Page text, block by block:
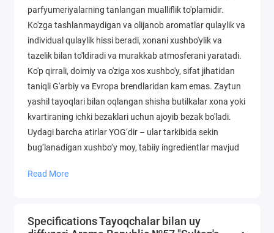
parfyumeriyalarning tanlangan mualliflik to'plamidir.
Ko'zga tashlanmaydigan va olijanob aromatlar qulaylik va
individual qulaylik hissi beradi, xonani xushbo'ylik va
tazelik bilan to'ldiradi va murakkab atmosferani yaratadi.
Ko'p qirrali, doimiy va o'ziga xos xushbo'y, sifat jihatidan
taniqli G'arbiy va Evropa brendlaridan kam emas. Zaytun
yashil tayoqlari bilan oqlangan shisha butilkalar xona yoki
kvartiraning ichki bezaklari uchun ajoyib bezak bo'ladi.
Uydagi barcha atirlar YOG‘dir – ular tarkibida sekin
bug‘lanadigan xushbo‘y moy, tabiiy ingredientlar mavjud
uzoq vaqt to'ldiradi. Siz bizning parfyumerlarimiz va
ham hidlash organlari tomonidan aniqlanmaydi, lekin
Read More
Specifications Tayoqchalar bilan uy